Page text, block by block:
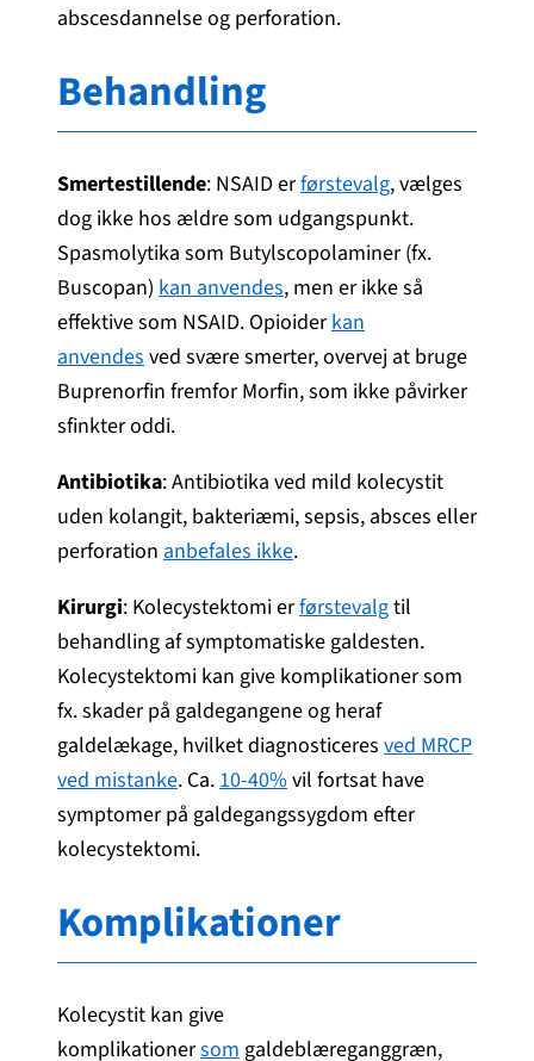
abscesdannelse og perforation.
Behandling
Smertestillende: NSAID erførstevalg, vælges
dog ikke hos ældre som udgangspunkt.
Spasmolytika som Butylscopolaminer (fx.
Buscopan) kan anvendes, men er ikke så
effektive som NSAID. Opioiderkan
anvendes ved svære smerter, overvej at bruge
Buprenorfin fremfor Morfin, som ikke påvirker
sfinkter oddi.
Antibiotika: Antibiotika ved mild kolecystit
uden kolangit, bakteriæmi, sepsis, absces eller
perforation anbefales ikke.
Kirurgi: Kolecystektomi erførstevalgtil
behandling af symptomatiske galdesten.
Kolecystektomi kan give komplikationer som
fx. skader på galdegangene og heraf
galdelækage, hvilket diagnosticeres ved MRCP
ved mistanke. Ca. 10-40%vil fortsat have
symptomer på galdegangssygdom efter
kolecystektomi.
Komplikationer
Kolecystit kan give
komplikationersom galdeblæreganggræn,